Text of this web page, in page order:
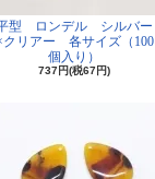
型 ロンデル シルバー
クリアー 各サイズ（100
個入り）
737円(税67円)